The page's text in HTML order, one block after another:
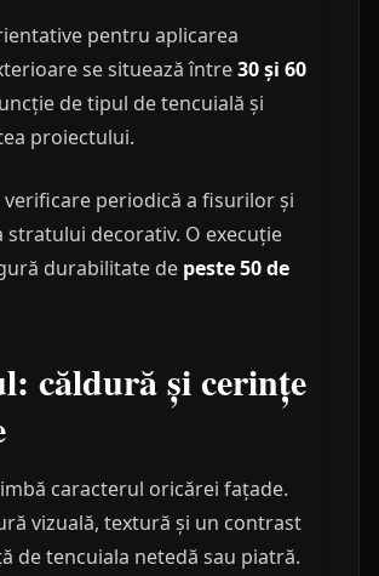
pentru aplicarea
se situează între30 și 60
de tipul de tencuială și
proiectului.
periodică a fisurilor și
stratului decorativ. O execuție
durabilitate de peste 50 de
căldură și cerințe
caracterul oricărei fațade.
vizuală, textură și un contrast
de tencuiala netedă sau piatră.